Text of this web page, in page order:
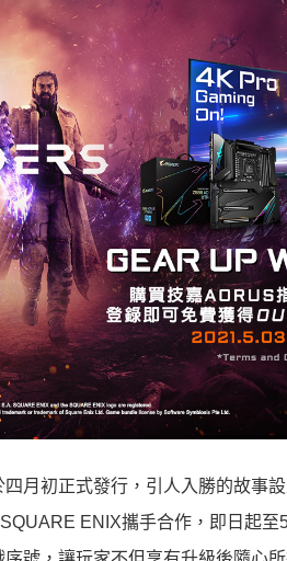
月初正式發行，引人入勝的故事
ENIX攜手合作，即日起